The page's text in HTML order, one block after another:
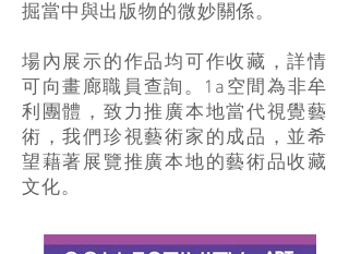
掘當中與出版物的微妙關係。
場內展示的作品均可作收藏，詳情
可向畫廊職員查詢。1a空間為非牟
利團體，致力推廣本地當代視覺藝
術，我們珍視藝術家的成品，並希
望藉著展覽推廣本地的藝術品收藏
文化。